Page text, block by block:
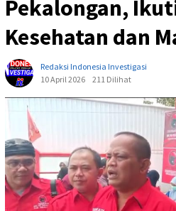
Pekalongan,
Kesehatan dan
Redaksi Indonesia Investigasi
10 April 2026
211 Dilihat